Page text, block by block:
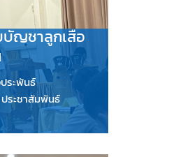
ญชาลูกเสือ
ระพันธ์
ประชาสัมพันธ์